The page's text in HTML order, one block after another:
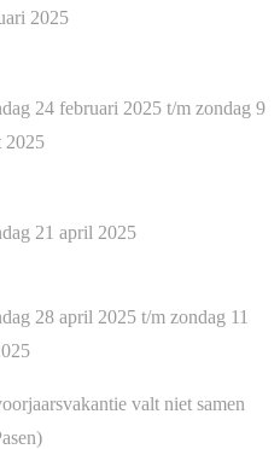
2025
24 februari 2025 t/m zondag 9
2025
21 april 2025
28 april 2025 t/m zondag 11
valt niet samen